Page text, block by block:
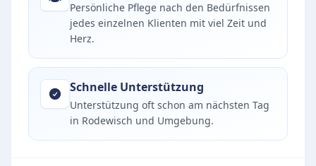
Persönliche Pflege nach den Bedürfnissen
jedes einzelnen Klienten mit viel Zeit und
Herz.
Schnelle Unterstützung
Unterstützung oft schon am nächsten Tag
in Rodewisch und Umgebung.